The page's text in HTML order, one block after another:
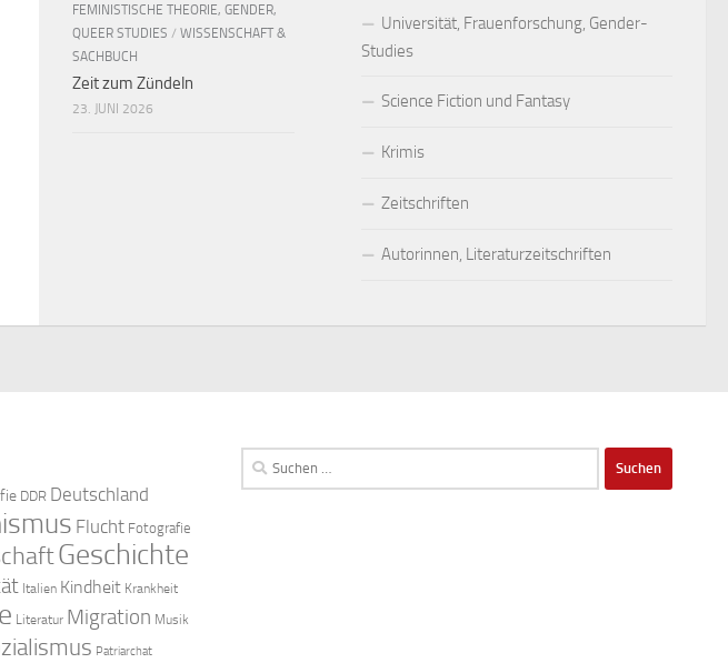
Universität, Frauenforschung, Gender-
Studies
Science Fiction und Fantasy
Krimis
Zeitschriften
Autorinnen, Literaturzeitschriften
FEMINISTISCHE THEORIE, GENDER,
QUEER STUDIES / WISSENSCHAFT &
SACHBUCH
Zeit zum Zündeln
23. JUNI 2026
DDR Deutschland
Flucht Fotografie
Geschichte
Italien Kindheit Krankheit
Literatur Migration Musik
Patriarchat
Suchen
nach: